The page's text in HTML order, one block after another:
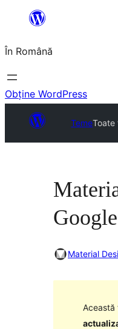
conținut
În Română
Obține WordPress
TemeToate
Google
Material
Această